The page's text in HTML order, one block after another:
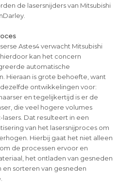
de lasersnijders van Mitsubishi
Astes4 verwacht Mitsubishi
kan het concern
automatische
Hieraan is grote behoefte, want
ontwikkelingen voor:
en tegelijkertijd is er de
die veel hogere volumes
Dat resulteert in een
van het lasersnijproces om
Hierbij gaat het niet alleen
de processen ervoor en
het ontladen van gesneden
sorteren van gesneden